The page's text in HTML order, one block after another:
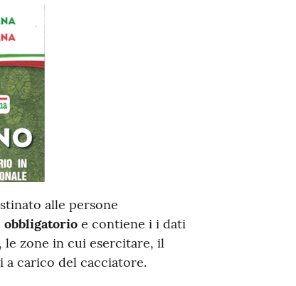
alle persone
obbligatorioe contiene i i dati
le zone in cui esercitare, il
a carico del cacciatore.